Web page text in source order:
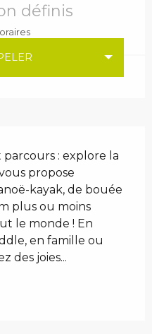
définis
: explore la
propose
kayak, de bouée
plus ou moins
le monde ! En
en famille ou
des joies...